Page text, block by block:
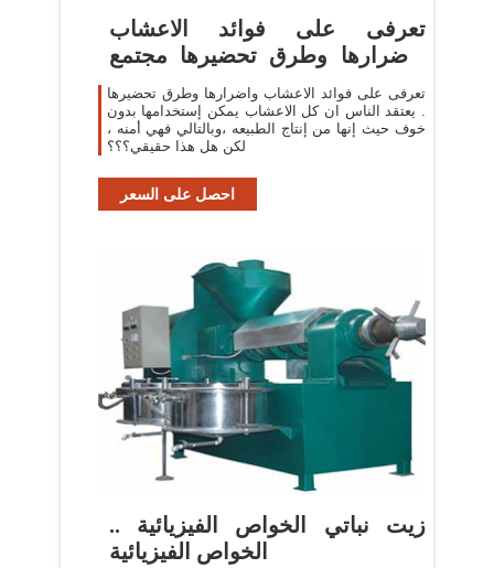
تعرفى على فوائد الاعشاب
واضرارها وطرق تحضيرها مجتمع
رجيم
تعرفى على فوائد الاعشاب واضرارها وطرق تحضيرها
. يعتقد الناس ان كل الاعشاب يمكن إستخدامها بدون
خوف حيث إنها من إنتاج الطبيعه ،وبالتالي فهي أمنه ،
لكن هل هذا حقيقي؟؟؟
احصل على السعر
زيت نباتي الخواص الفيزيائية ..
الخواص الفيزيائية